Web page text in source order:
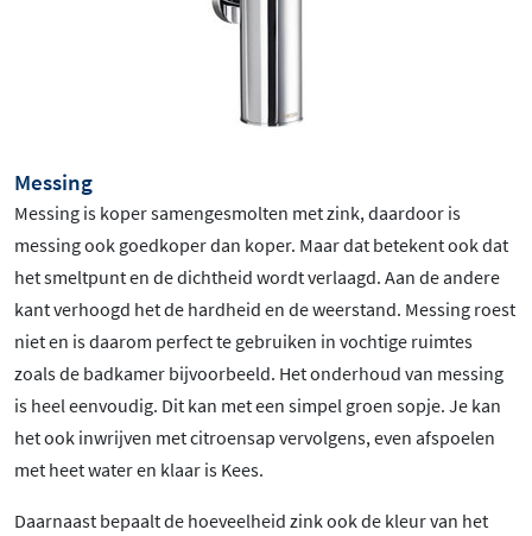
Messing
Messing is koper samengesmolten met zink, daardoor is
messing ook goedkoper dan koper. Maar dat betekent ook dat
het smeltpunt en de dichtheid wordt verlaagd. Aan de andere
kant verhoogd het de hardheid en de weerstand. Messing roest
niet en is daarom perfect te gebruiken in vochtige ruimtes
zoals de badkamer bijvoorbeeld. Het onderhoud van messing
is heel eenvoudig. Dit kan met een simpel groen sopje. Je kan
het ook inwrijven met citroensap vervolgens, even afspoelen
met heet water en klaar is Kees.
Daarnaast bepaalt de hoeveelheid zink ook de kleur van het